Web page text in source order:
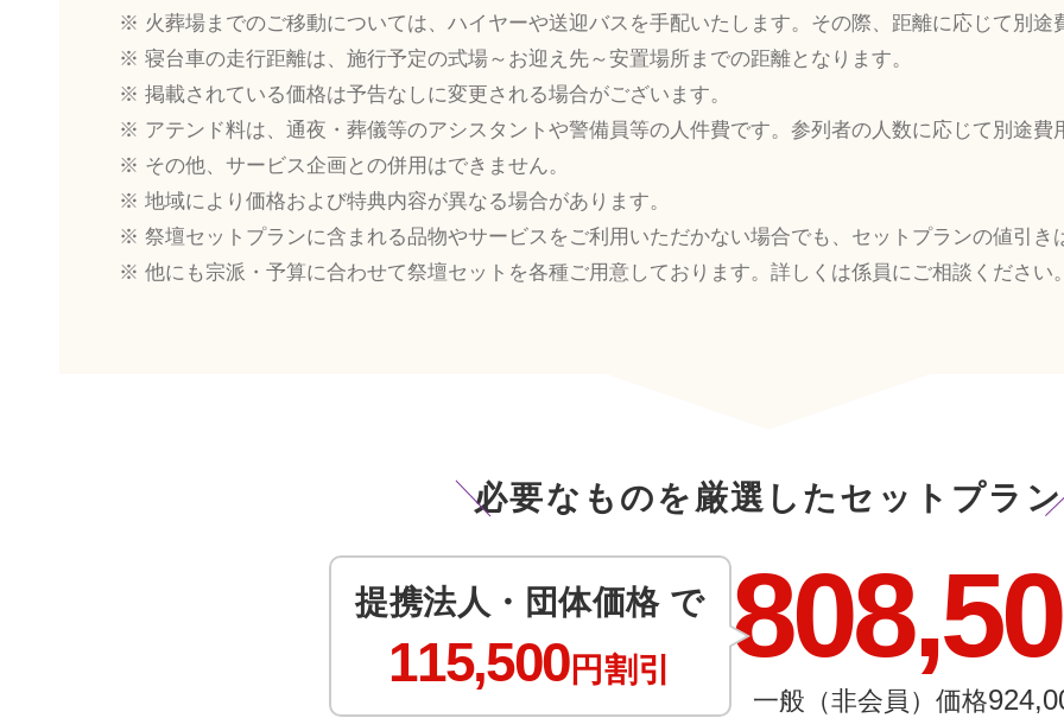
火葬場までのご移動については、ハイヤーや送迎バスを手配いたします。その際、距離に応じて別途
寝台車の走行距離は、施行予定の式場～お迎え先～安置場所までの距離となります。
掲載されている価格は予告なしに変更される場合がございます。
アテンド料は、通夜・葬儀等のアシスタントや警備員等の人件費です。参列者の人数に応じて別途
その他、サービス企画との併用はできません。
地域により価格および特典内容が異なる場合があります。
祭壇セットプランに含まれる品物やサービスをご利用いただかない場合でも、セットプランの値引き
他にも宗派・予算に合わせて祭壇セットを各種ご用意しております。詳しくは係員にご相談ください
必要なものを厳選したセットプラン
提携法人・団体価格 で
115,500円割引
一般（非会員）価格